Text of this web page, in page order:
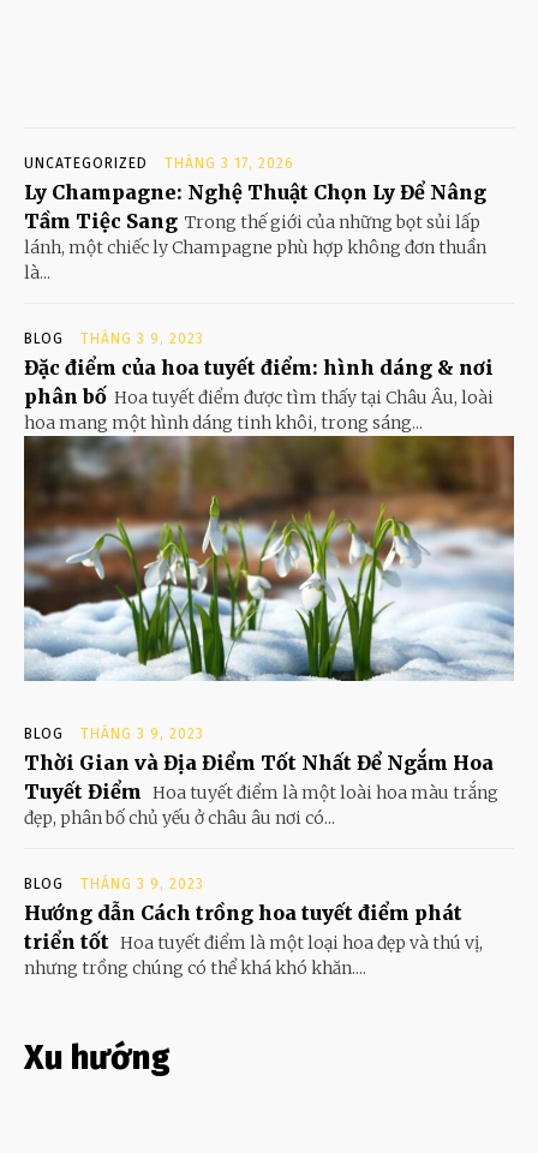
UNCATEGORIZED THÁNG 3 17, 2026
Ly Champagne: Nghệ Thuật Chọn Ly Để Nâng
Tầm Tiệc Sang Trong thế giới của những bọt sủi lấp
lánh, một chiếc ly Champagne phù hợp không đơn thuần
là...
BLOG THÁNG 3 9, 2023
Đặc điểm của hoa tuyết điểm: hình dáng & nơi
phân bố Hoa tuyết điểm được tìm thấy tại Châu Âu, loài
hoa mang một hình dáng tinh khôi, trong sáng...
BLOG THÁNG 3 9, 2023
Thời Gian và Địa Điểm Tốt Nhất Để Ngắm Hoa
Tuyết Điểm Hoa tuyết điểm là một loài hoa màu trắng
đẹp, phân bố chủ yếu ở châu âu nơi có...
BLOG THÁNG 3 9, 2023
Hướng dẫn Cách trồng hoa tuyết điểm phát
triển tốt Hoa tuyết điểm là một loại hoa đẹp và thú vị,
nhưng trồng chúng có thể khá khó khăn....
Xu hướng